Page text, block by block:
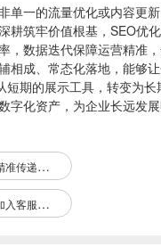
单一的流量优化或内容更
耕筑牢价值根基，SEO优
，数据迭代保障运营精准
相成、常态化落地，能够
短期的展示工具，转变为
字化资产，为企业长远发展
息的艺术作品
能的作用